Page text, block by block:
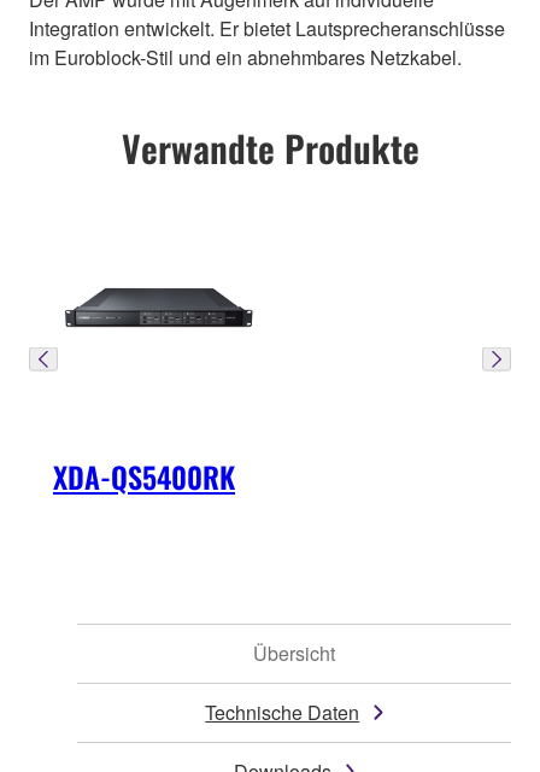
Integration entwickelt. Er bietet Lautsprecheranschlüsse
im Euroblock-Stil und ein abnehmbares Netzkabel.
Verwandte Produkte
XDA-QS5400RK
Übersicht
Technische Daten